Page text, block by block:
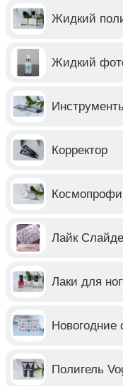
Жидкий
Жидкий
Корректор
Космопрофи
Лайк
Лаки для
Новогодние
Полигель